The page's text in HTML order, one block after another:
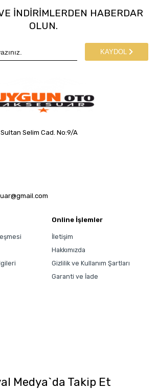
INDIRIMLERDEN HABERDAR
OLUN.
KAYDOL
Selim Cad. No:9/A
Online İşlemler
İletişim
Hakkımızda
Gizlilik ve Kullanım Şartları
Garanti ve İade
Medya`da Takip Et